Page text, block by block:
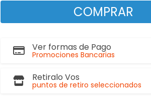
COMPRAR
Ver formas de Pago
Promociones Bancarias
Retiralo Vos
puntos de retiro seleccionados